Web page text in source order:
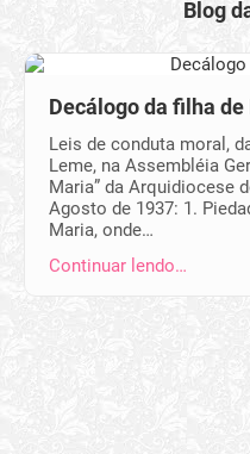
Blog
Decálogo da filha
Leis de conduta moral,
Leme, na Assembléia
Maria” da Arquidiocese
Agosto de 1937: 1.
Maria, onde…
Continuar lendo…